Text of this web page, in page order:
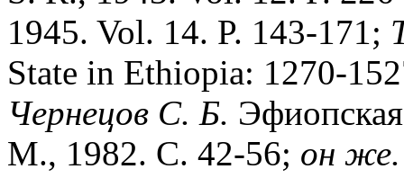
1945. Vol. 14. P. 143-171;
State in Ethiopia: 1270-
Чернецов С. Б.
М., 1982. С. 42-56; он же.